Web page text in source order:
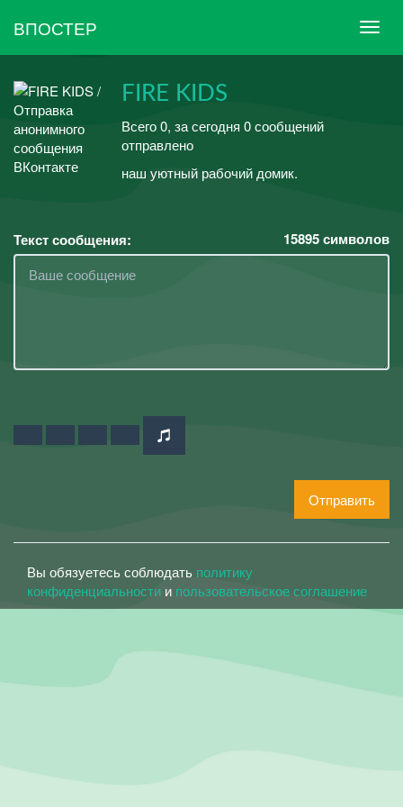
ВПОСТЕР
FIRE KIDS
Всего 0, за сегодня 0 сообщений
отправлено
наш уютный рабочий домик.
Текст сообщения: 15895символов
Отправить
Вы обязуетесь соблюдать политику
конфиденциальности и пользовательское соглашение